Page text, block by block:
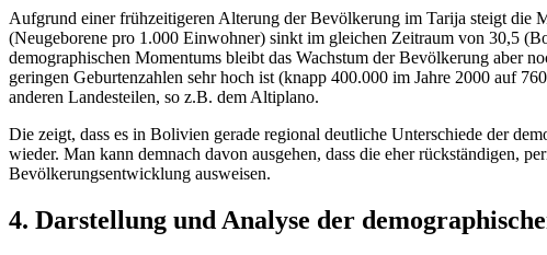
Aufgrund einer frühzeitigeren Alterung der Bevölkerung im Tarija steigt die
(Neugeborene pro 1.000 Einwohner) sinkt im gleichen Zeitraum von 30,5
demographischen Momentums bleibt das Wachstum der Bevölkerung aber
geringen Geburtenzahlen sehr hoch ist (knapp 400.000 im Jahre 2000 auf
anderen Landesteilen, so z.B. dem Altiplano.
Die zeigt, dass es in Bolivien gerade regional deutliche Unterschiede der
wieder. Man kann demnach davon ausgehen, dass die eher rückständigen,
Bevölkerungsentwicklung ausweisen.
4. Darstellung und Analyse der